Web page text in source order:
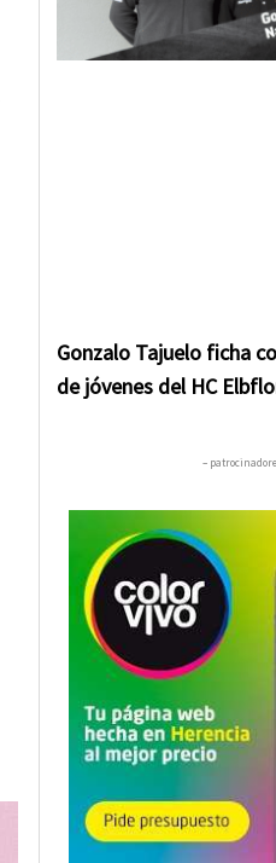
Gonzalo Tajuelo ficha
de jóvenes del HC
–